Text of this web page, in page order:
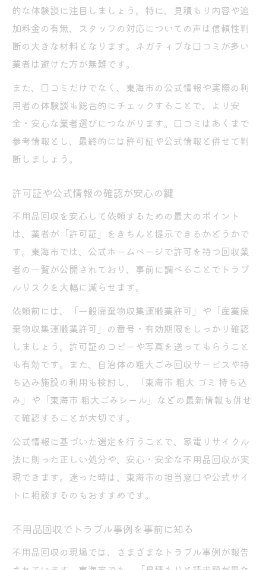
的な体験談に注目しましょう。特に、見積もり内容や追
加料金の有無、スタッフの対応についての声は信頼性判
断の大きな材料となります。ネガティブな口コミが多い
業者は避けた方が無難です。
また、口コミだけでなく、東海市の公式情報や実際の利
用者の体験談も総合的にチェックすることで、より安
全・安心な業者選びにつながります。口コミはあくまで
参考情報とし、最終的には許可証や公式情報と併せて判
断しましょう。
許可証や公式情報の確認が安心の鍵
不用品回収を安心して依頼するための最大のポイント
は、業者が「許可証」をきちんと提示できるかどうかで
す。東海市では、公式ホームページで許可を持つ回収業
者の一覧が公開されており、事前に調べることでトラブ
ルリスクを大幅に減らせます。
依頼前には、「一般廃棄物収集運搬業許可」や「産業廃
棄物収集運搬業許可」の番号・有効期限をしっかり確認
しましょう。許可証のコピーや写真を送ってもらうこと
も有効です。また、自治体の粗大ごみ回収サービスや持
ち込み施設の利用も検討し、「東海市 粗大 ゴミ 持ち込
み」や「東海市 粗大ごみシール」などの最新情報も併せ
て確認することが大切です。
公式情報に基づいた選定を行うことで、家電リサイクル
法に則った正しい処分や、安心・安全な不用品回収が実
現できます。迷った時は、東海市の担当窓口や公式サイ
トに相談するのもおすすめです。
不用品回収でトラブル事例を事前に知る
不用品回収の現場では、さまざまなトラブル事例が報告